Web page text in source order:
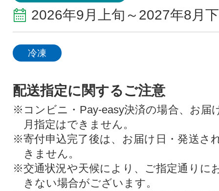
2026年9月上旬～2027年8月
冷凍
配送指定に関するご注意
※コンビニ・Pay-easy決済の場合、お届
月指定はできません。
※寄付申込完了後は、お届け日・発送さ
きません。
※交通状況や天候により、ご指定通りに
きない場合がございます。